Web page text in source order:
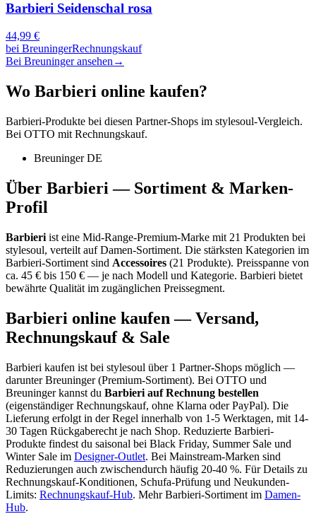
Barbieri Seidenschal rosa
44,99 €
bei BreuningerRechnungskauf
Bei Breuninger ansehen →
Wo Barbieri online kaufen?
Barbieri-Produkte bei diesen Partner-Shops im stylesoul-Vergleich.
Bei OTTO mit Rechnungskauf.
Breuninger DE
Über Barbieri — Sortiment & Marken-
Profil
Barbieri ist eine Mid-Range-Premium-Marke mit 21 Produkten bei
stylesoul, verteilt auf Damen-Sortiment. Die stärksten Kategorien im
Barbieri-Sortiment sind Accessoires (21 Produkte). Preisspanne von
ca. 45 € bis 150 € — je nach Modell und Kategorie. Barbieri bietet
bewährte Qualität im zugänglichen Preissegment.
Barbieri online kaufen — Versand,
Rechnungskauf & Sale
Barbieri kaufen ist bei stylesoul über 1 Partner-Shops möglich —
darunterBreuninger (Premium-Sortiment). Bei OTTO und
Breuninger kannst du Barbieri auf Rechnung bestellen
(eigenständiger Rechnungskauf, ohne Klarna oder PayPal). Die
Lieferung erfolgt in der Regel innerhalb von 1-5 Werktagen, mit 14-
30 Tagen Rückgaberecht je nach Shop. Reduzierte Barbieri-
Produkte findest du saisonal bei Black Friday, Summer Sale und
Winter Sale im Designer-Outlet. Bei Mainstream-Marken sind
Reduzierungen auch zwischendurch häufig 20-40 %. Für Details zu
Rechnungskauf-Konditionen, Schufa-Prüfung und Neukunden-
Limits: Rechnungskauf-Hub. MehrBarbieri-Sortiment im Damen-
Hub.